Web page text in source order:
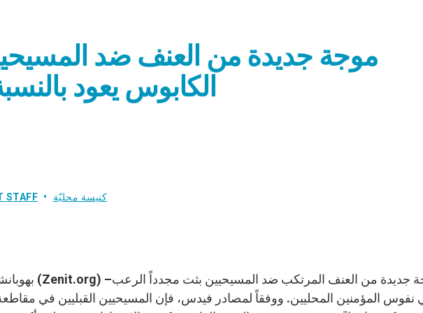
موجة جديدة من العنف ضد
الكابوس يعود
STAFF كنيسة محليّة
نفوس المؤمنين المحليين. ووفقاً لمصادر فيدس، فإن المسيحيين القبليين في مقاطعة